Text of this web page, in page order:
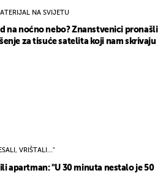
NA SVIJETU
na noćno nebo? Znanstvenici pronašli
za tisuće satelita koji nam skrivaju
VRIŠTALI..."
apartman: "U 30 minuta nestalo je 50